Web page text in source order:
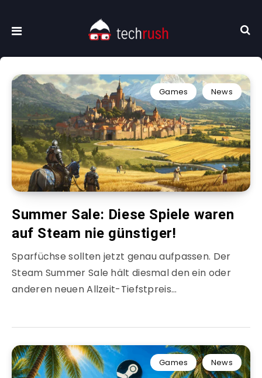
Games News
Summer Sale: Diese Spiele waren
auf Steam nie günstiger!
Sparfüchse sollten jetzt genau aufpassen. Der
Steam Summer Sale hält diesmal den ein oder
anderen neuen Allzeit-Tiefstpreis…
Games News